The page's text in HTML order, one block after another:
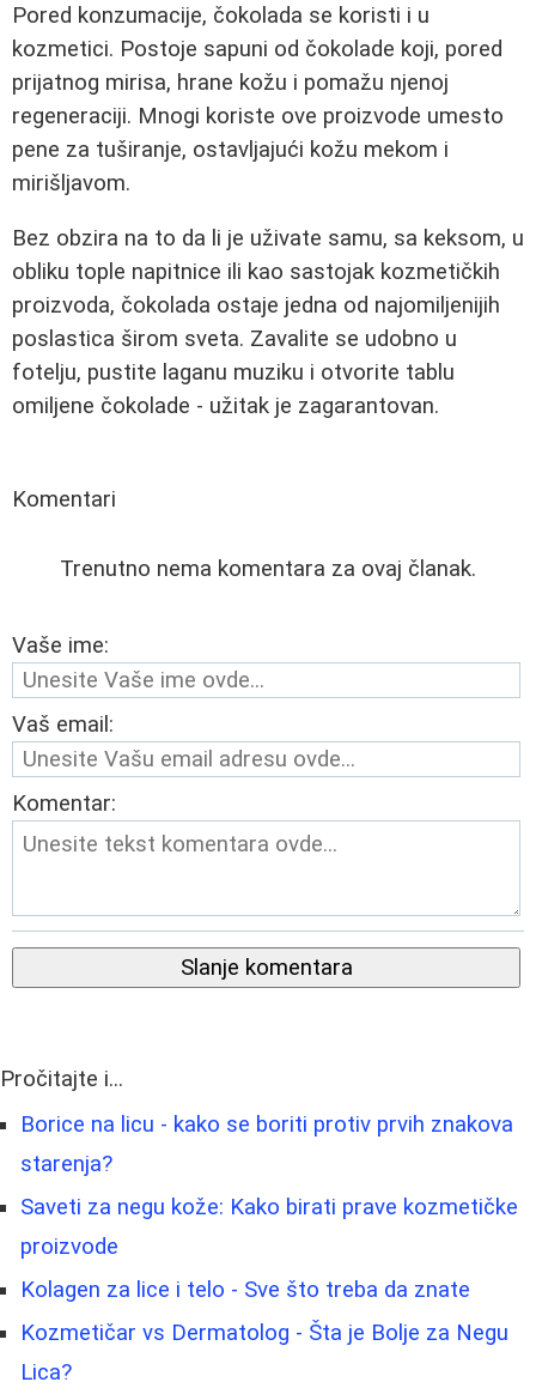
Pored konzumacije, čokolada se koristi i u
kozmetici. Postoje sapuni od čokolade koji, pored
prijatnog mirisa, hrane kožu i pomažu njenoj
regeneraciji. Mnogi koriste ove proizvode umesto
pene za tuširanje, ostavljajući kožu mekom i
mirišljavom.
Bez obzira na to da li je uživate samu, sa keksom, u
obliku tople napitnice ili kao sastojak kozmetičkih
proizvoda, čokolada ostaje jedna od najomiljenijih
poslastica širom sveta. Zavalite se udobno u
fotelju, pustite laganu muziku i otvorite tablu
omiljene čokolade - užitak je zagarantovan.
Komentari
Trenutno nema komentara za ovaj članak.
Vaše ime:
Vaš email:
Komentar:
Slanje komentara
Pročitajte i...
Borice na licu - kako se boriti protiv prvih znakova
starenja?
Saveti za negu kože: Kako birati prave kozmetičke
proizvode
Kolagen za lice i telo - Sve što treba da znate
Kozmetičar vs Dermatolog - Šta je Bolje za Negu
Lica?